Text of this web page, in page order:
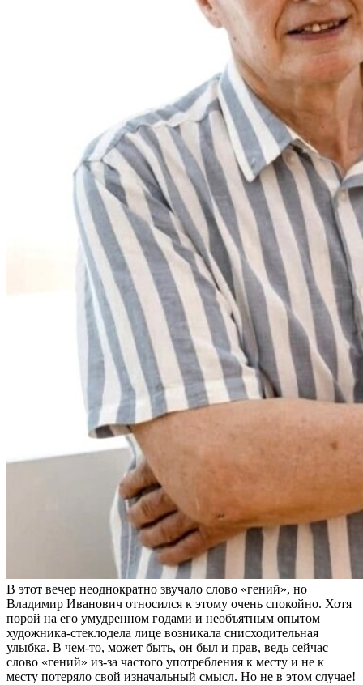
В этот вечер неоднократно звучало слово «гений», но
Владимир Иванович относился к этому очень спокойно. Хотя
порой на его умудренном годами и необъятным опытом
художника-стеклодела лице возникала снисходительная
улыбка. В чем-то, может быть, он был и прав, ведь сейчас
слово «гений» из-за частого употребления к месту и не к
месту потеряло свой изначальный смысл. Но не в этом случае!